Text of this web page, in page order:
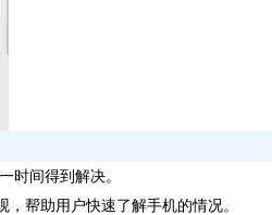
间得到解决。
帮助用户快速了解手机的情况。